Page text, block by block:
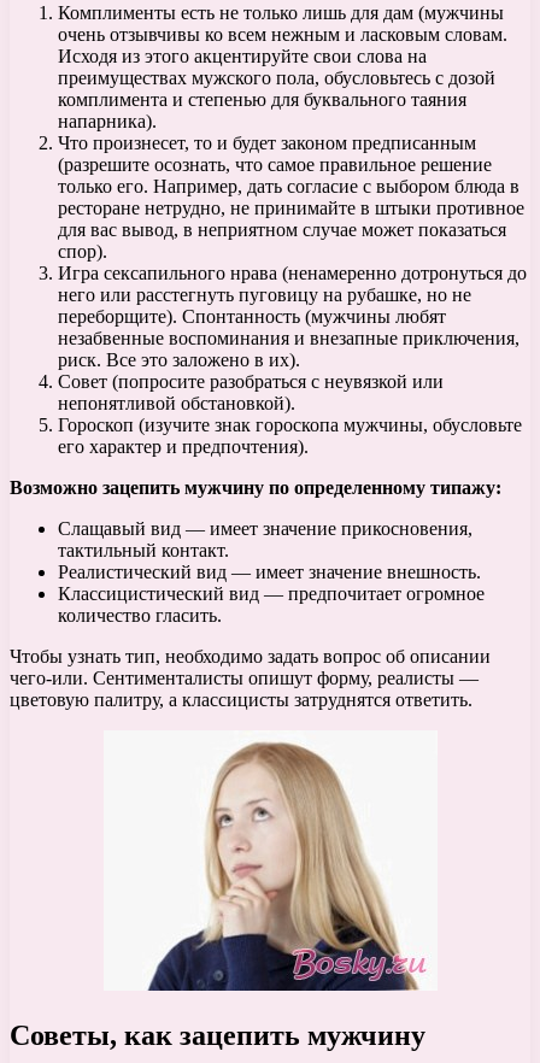
Комплименты есть не только лишь для дам (мужчины
очень отзывчивы ко всем нежным и ласковым словам.
Исходя из этого акцентируйте свои слова на
преимуществах мужского пола, обусловьтесь с дозой
комплимента и степенью для буквального таяния
напарника).
Что произнесет, то и будет законом предписанным
(разрешите осознать, что самое правильное решение
только его. Например, дать согласие с выбором блюда в
ресторане нетрудно, не принимайте в штыки противное
для вас вывод, в неприятном случае может показаться
спор).
Игра сексапильного нрава (ненамеренно дотронуться до
него или расстегнуть пуговицу на рубашке, но не
переборщите). Спонтанность (мужчины любят
незабвенные воспоминания и внезапные приключения,
риск. Все это заложено в их).
Cовет (попросите разобраться с неувязкой или
непонятливой обстановкой).
Гороскоп (изучите знак гороскопа мужчины, обусловьте
его характер и предпочтения).
Возможно зацепить мужчину по определенному типажу:
Слащавый вид — имеет значение прикосновения,
тактильный контакт.
Реалистический вид — имеет значение внешность.
Классицистический вид — предпочитает огромное
количество гласить.
Чтобы узнать тип, необходимо задать вопрос об описании
чего-или. Сентименталисты опишут форму, реалисты —
цветовую палитру, а классицисты затруднятся ответить.
Советы, как зацепить мужчину